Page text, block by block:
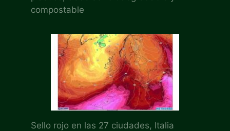
compostable
Sello rojo en las 27 ciudades, Italia